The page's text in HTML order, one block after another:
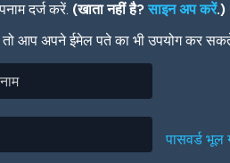
दर्ज करें. (खाता नहीं है?साइन अप करें.)
तो आप अपने ईमेल पते का भी उपयोग कर
पासवर्ड भूल